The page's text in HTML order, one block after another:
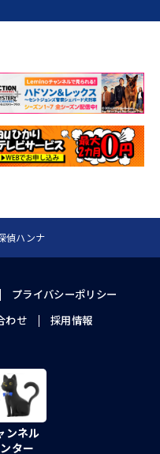
偵ハンナ
プライバシーポリシー
わせ 採用情報
ンネル
ター